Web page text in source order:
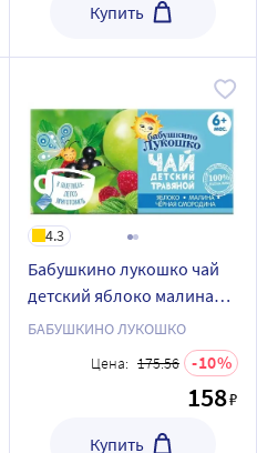
Купить
4.3
Бабушкино лукошко чай
детский яблоко малина
смородина 20 шт. ф/п
БАБУШКИНО ЛУКОШКО
Цена: 175.56 10
158₽
Купить